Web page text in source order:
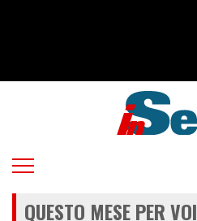
QUESTO MESE PER VOI